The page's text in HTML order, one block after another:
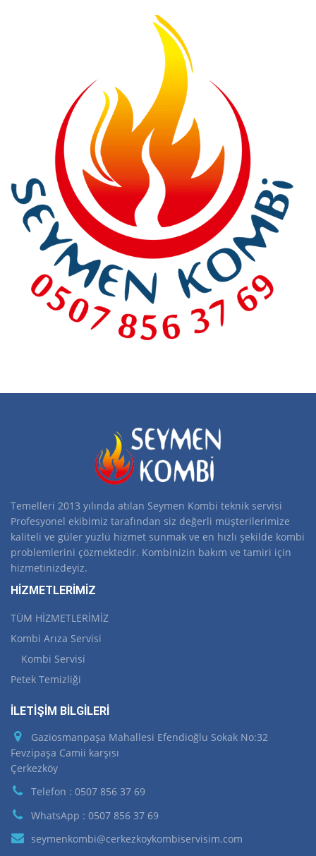
Temelleri 2013 yılında atılan Seymen Kombi teknik servisi
Profesyonel ekibimiz tarafından siz değerli müşterilerimize
kaliteli ve güler yüzlü hizmet sunmak ve en hızlı şekilde kombi
problemlerini çözmektedir. Kombinizin bakım ve tamiri için
hizmetinizdeyiz.
HİZMETLERİMİZ
TÜM HİZMETLERİMİZ
Kombi Arıza Servisi
Kombi Servisi
Petek Temizliği
İLETİŞİM BİLGİLERİ
Gaziosmanpaşa Mahallesi Efendioğlu Sokak No:32
Fevzipaşa Camii karşısı
Çerkezköy
Telefon : 0507 856 37 69
WhatsApp : 0507 856 37 69
seymenkombi@cerkezkoykombiservisim.com